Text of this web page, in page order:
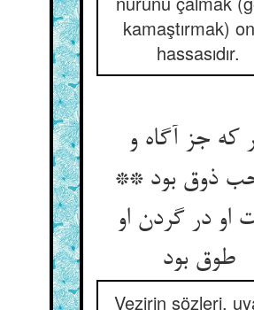
kamaştırmak)
hassasıdır.
که جز آگاه و
ذوق بود **
او در گردن او
طوق بود
Vezirin sözleri,